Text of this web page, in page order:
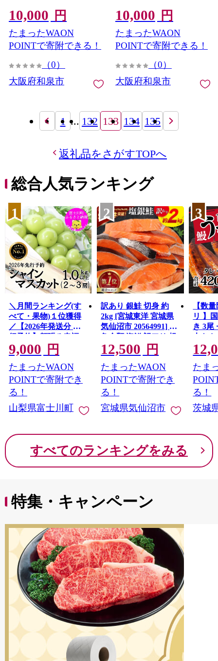
10,000 円
たまったWAON
POINTで寄附できる！
（0）
大阪府和泉市
10,000 円
たまったWAON
POINTで寄附できる！
（0）
大阪府和泉市
1 ... 132 133 134 135
返礼品をさがすTOPへ
総合人気ランキング
1
＼月間ランキング(す
べて・果物)１位獲得
／【2026年発送分 先
行予約】頬張る幸福
感 〜緑の宝石・ シ
ャインマスカット 〜
１ｋｇ以上（２〜３
房） フルーツ 山梨県
産 果物 くだもの シャ
イン マスカット ぶど
う ブドウ 葡萄 大粒 種
9000円 九千円
9,000 円
たまったWAON
POINTで寄附でき
る！
山梨県富士川町
2
訳あり 銀鮭 切身 約
2kg [宮城東洋 宮城県
気仙沼市 20564991] 鮭
魚介類 海鮮 訳アリ 規
格外 不揃い さけ サケ
鮭切身 シャケ 切り身
冷凍 家庭用 おかず 弁
当 支援 サーモン 銀鮭
切り身 魚 わけあり
12,500 円
たまったWAON
POINTで寄附でき
る！
宮城県気仙沼市
3
【数
リ 】
き 3尾
大き
レ・
鰻 ふ
な重
茨城
と納
たま
る！
茨城
すべてのランキングをみる
特集・キャンペーン